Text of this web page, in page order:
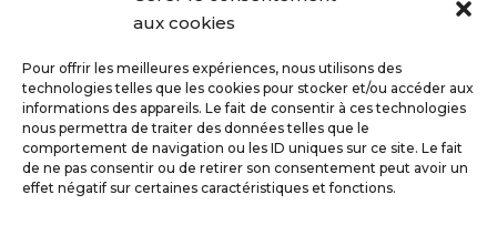
aux cookies
Pour offrir les meilleures expériences, nous utilisons des
technologies telles que les cookies pour stocker et/ou accéder aux
informations des appareils. Le fait de consentir à ces technologies
nous permettra de traiter des données telles que le
comportement de navigation ou les ID uniques sur ce site. Le fait
de ne pas consentir ou de retirer son consentement peut avoir un
effet négatif sur certaines caractéristiques et fonctions.
contact@audiciaux.fr
E-mail*